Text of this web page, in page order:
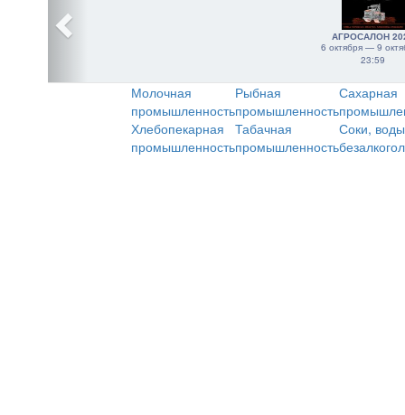
АГРОСАЛОН
6 октября — 9
23:59
Молочная
промышленность
Рыбная
промышленность
Сахарная
Хлебопекарная
промышленность
Табачная
промышленность
Соки,